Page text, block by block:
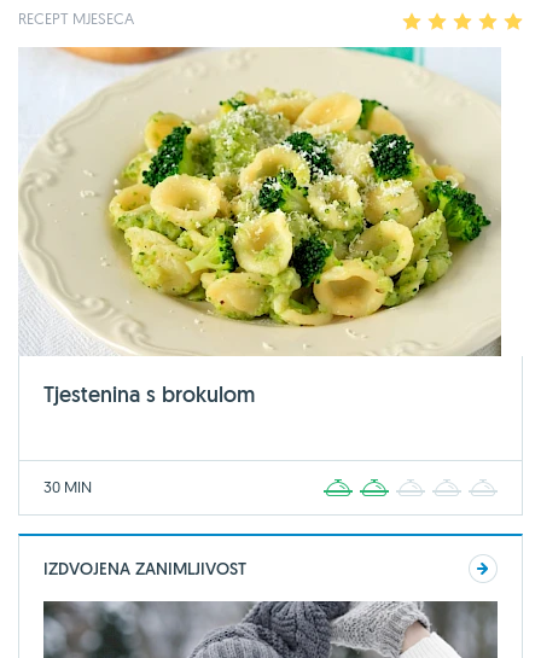
RECEPT MJESECA 2 3 4
Tjestenina s brokulom
30 MIN 2 3 4
IZDVOJENA ZANIMLJIVOST